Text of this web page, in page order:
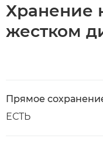
Хранение
жестком
Прямое
ЕСТЬ